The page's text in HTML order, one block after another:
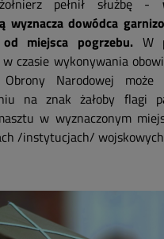
wyznacza dowódca
miejsca pogrzebu. W
w czasie wykonywania
Narodowej może
na znak żałoby flagi
w wyznaczonym
/instytucjach/